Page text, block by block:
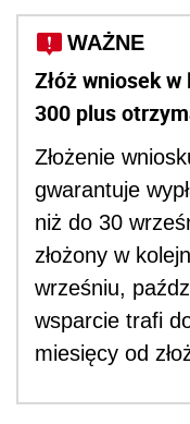
WAŻNE
Złóż wniosek
300 plus
Złożenie
gwarantuje
niż do 30
złożony w
wrześniu,
wsparcie trafi
miesięcy od